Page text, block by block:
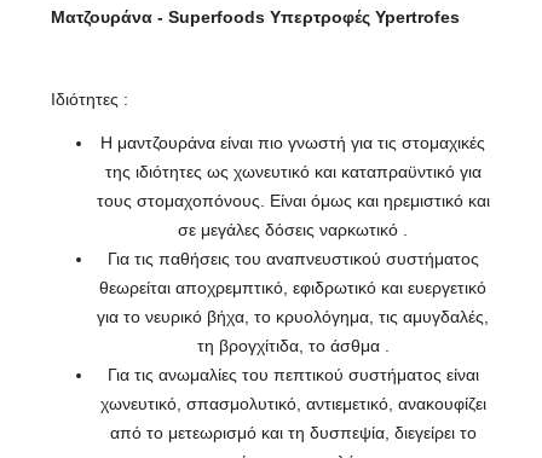
Ματζουράνα - Superfoods Υπερτροφές Ypertrofes
Ιδιότητες :
Η μαντζουράνα είναι πιο γνωστή για τις στομαχικές
της ιδιότητες ως χωνευτικό και καταπραϋντικό για
τους στομαχοπόνους. Είναι όμως και ηρεμιστικό και
σε μεγάλες δόσεις ναρκωτικό .
Για τις παθήσεις του αναπνευστικού συστήματος
θεωρείται αποχρεμπτικό, εφιδρωτικό και ευεργετικό
για το νευρικό βήχα, το κρυολόγημα, τις αμυγδαλές,
τη βρογχίτιδα, το άσθμα .
Για τις ανωμαλίες του πεπτικού συστήματος είναι
χωνευτικό, σπασμολυτικό, αντιεμετικό, ανακουφίζει
από το μετεωρισμό και τη δυσπεψία, διεγείρει το